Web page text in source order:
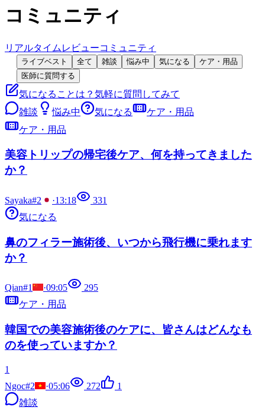
コミュニティ
リアルタイムレビューコミュニティ
ライブベスト 全て 雑談 悩み中 気になる
ケア・用品
医師に質問する
気になることは？気軽に質問してみて
雑談
悩み中 気になる
ケア・用品
ケア・用品
美容トリップの帰宅後ケア、何を持ってきました
か？
Sayaka#2 ·13:18
331
気になる
鼻のフィラー施術後、いつから飛行機に乗れます
か？
Qian#1 ·09:05
295
ケア・用品
韓国での美容施術後のケアに、皆さんはどんなも
のを使っていますか？
1
Ngoc#2
·05:06 272
1
雑談